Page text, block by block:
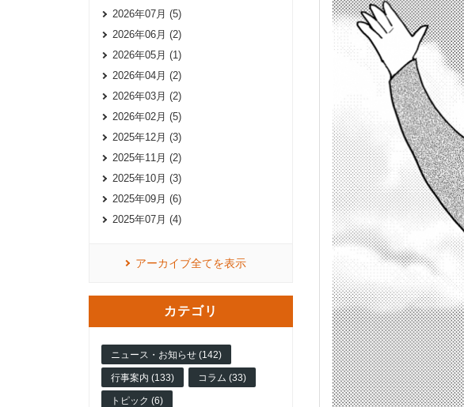
2026年07月 (5)
2026年06月 (2)
2026年05月 (1)
2026年04月 (2)
2026年03月 (2)
2026年02月 (5)
2025年12月 (3)
2025年11月 (2)
2025年10月 (3)
2025年09月 (6)
2025年07月 (4)
アーカイブ全てを表示
カテゴリ
ニュース・お知らせ (142)
行事案内 (133) コラム (33)
トピック (6)